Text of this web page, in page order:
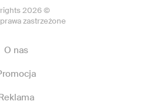
2026 ©
zastrzeżone
O nas